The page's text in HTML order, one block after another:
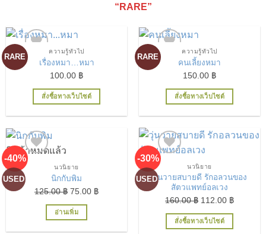
“RARE”
RARE
เพิ่มในรายการที่ชื่นชอบ
ความรู้ทั่วไป
เรื่องหมา…หมา
100.00 ฿
สั่งซื้อทางเว็บไซต์
RARE
เพิ่มในรายการที่ชื่นชอบ
ความรู้ทั่วไป
คนเลี้ยงหมา
150.00 ฿
สั่งซื้อทางเว็บไซต์
-40%
USED
สินค้าหมดแล้ว
นวนิยาย
นิกกับพิม
125.00฿ Original
price
was:
75.00 ฿Current
อ่านเพิ่ม
-30%
USED
นวนิยาย
วุ่นวายสบายดี รักอลวนของ
สัตวแพทย์อลเวง
160.00฿ Original
price
was:
112.00 ฿Current
สั่งซื้อทางเว็บไซต์